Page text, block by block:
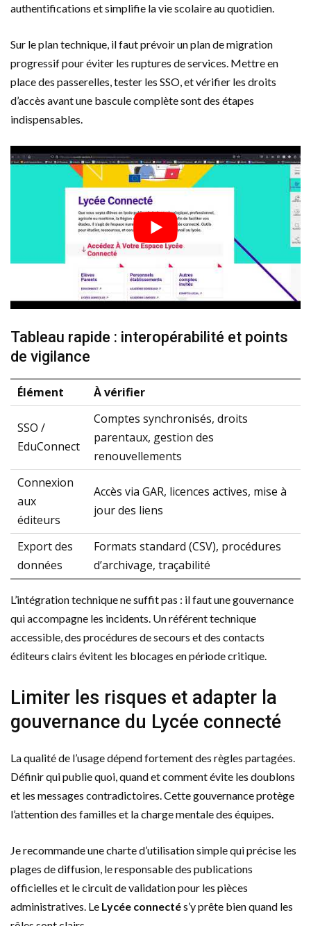
authentifications et simplifie la vie scolaire au quotidien.
Sur le plan technique, il faut prévoir un plan de migration
progressif pour éviter les ruptures de services. Mettre en
place des passerelles, tester les SSO, et vérifier les droits
d’accès avant une bascule complète sont des étapes
indispensables.
Tableau rapide : interopérabilité et points
de vigilance
Élément À vérifier
SSO /
EduConnect
Comptes synchronisés, droits
parentaux, gestion des
renouvellements
Connexion
aux
éditeurs
Accès via GAR, licences actives, mise à
jour des liens
Export des
données
Formats standard (CSV), procédures
d’archivage, traçabilité
L’intégration technique ne suffit pas : il faut une gouvernance
qui accompagne les incidents. Un référent technique
accessible, des procédures de secours et des contacts
éditeurs clairs évitent les blocages en période critique.
Limiter les risques et adapter la
gouvernance du Lycée connecté
La qualité de l’usage dépend fortement des règles partagées.
Définir qui publie quoi, quand et comment évite les doublons
et les messages contradictoires. Cette gouvernance protège
l’attention des familles et la charge mentale des équipes.
Je recommande une charte d’utilisation simple qui précise les
plages de diffusion, le responsable des publications
officielles et le circuit de validation pour les pièces
administratives. Le Lycée connectés’y prête bien quand les